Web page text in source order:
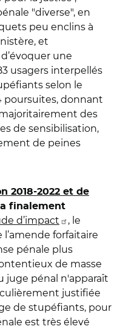
"diverse", en
peu enclins à
et
une
usagers interpellés
selon le
poursuites, donnant
des
de sensibilisation,
de peines
2018-2022 et de
finalement
d’impact
, le
forfaitaire
pénale plus
de masse
juge pénal n'apparaît
justifiée
de stupéfiants, pour
est très élevé